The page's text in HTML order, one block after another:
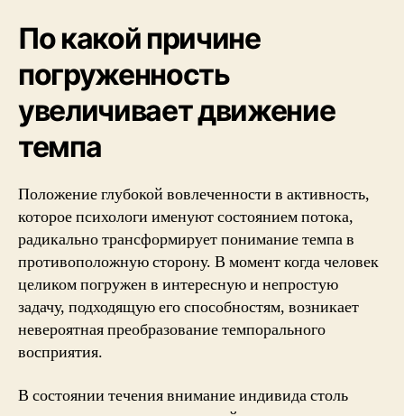
По какой причине
погруженность
увеличивает движение
темпа
Положение глубокой вовлеченности в активность,
которое психологи именуют состоянием потока,
радикально трансформирует понимание темпа в
противоположную сторону. В момент когда человек
целиком погружен в интересную и непростую
задачу, подходящую его способностям, возникает
невероятная преобразование темпорального
восприятия.
В состоянии течения внимание индивида столь